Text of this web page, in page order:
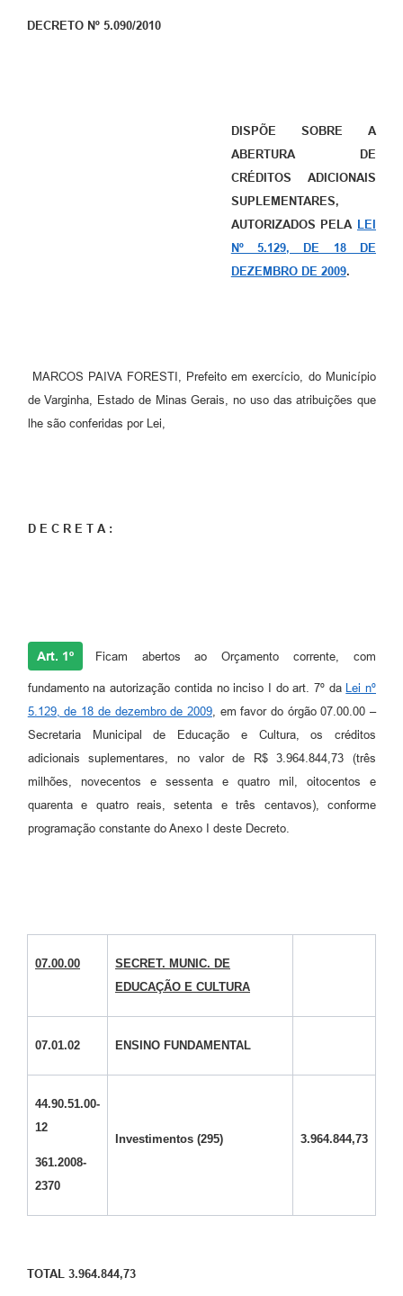
DECRETO Nº 5.090/2010
DISPÕE SOBRE A
ABERTURA DE
CRÉDITOS ADICIONAIS
SUPLEMENTARES,
AUTORIZADOS PELA
LEI
Nº 5.129, DE 18 DE
DEZEMBRO DE 2009.
MARCOS PAIVA FORESTI, Prefeito em exercício, do Município
de Varginha, Estado de Minas Gerais, no uso das atribuições que
lhe são conferidas por Lei,
D E C R E T A :
Art. 1º Ficam abertos ao Orçamento corrente, com
fundamento na autorização contida no inciso I do art. 7º da
Lei nº
5.129, de 18 de dezembro de 2009, em favor do órgão 07.00.00 –
Secretaria Municipal de Educação e Cultura, os créditos
adicionais suplementares, no valor de R$ 3.964.844,73 (três
milhões, novecentos e sessenta e quatro mil, oitocentos e
quarenta e quatro reais, setenta e três centavos), conforme
programação constante do Anexo I deste Decreto.
07.00.00
SECRET. MUNIC. DE
EDUCAÇÃO E CULTURA
07.01.02 ENSINO FUNDAMENTAL
44.90.51.00-
12
361.2008-
2370
Investimentos (295) 3.964.844,73
TOTAL 3.964.844,73